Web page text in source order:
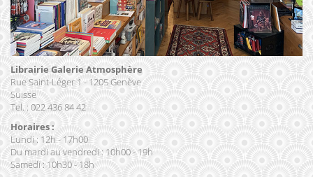
Librairie Galerie Atmosphère
Rue Saint-Léger 1 - 1205 Genève
Suisse
Tel. : 022 436 84 42
Horaires :
Lundi : 12h - 17h00
Du mardi au vendredi : 10h00 - 19h
Samedi : 10h30 - 18h